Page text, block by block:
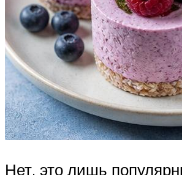
Нет, это лишь